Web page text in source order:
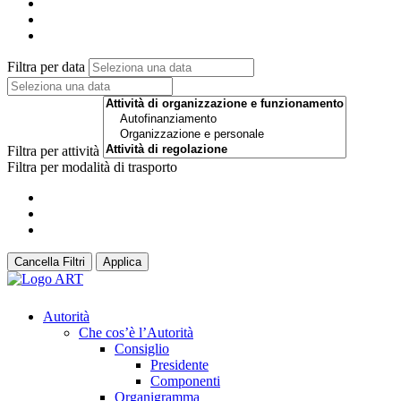
Filtra per data
Filtra per attività
Filtra per modalità di trasporto
Cancella Filtri Applica
Autorità
Che cos’è l’Autorità
Consiglio
Presidente
Componenti
Organigramma